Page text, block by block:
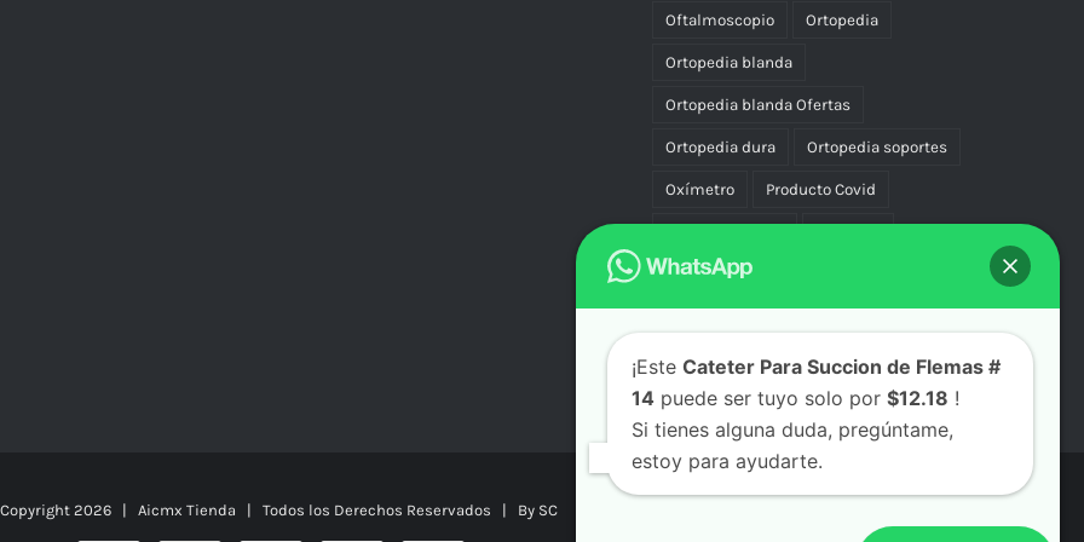
Oftalmoscopio Ortopedia
Ortopedia blanda
Ortopedia blanda Ofertas
Ortopedia dura Ortopedia soportes
Oxímetro Producto Covid
Soportes
Vibradores
2026 | Aicmx Tienda | Todos los Derechos Reservados | By SC
¡Este Cateter Para Succion de Flemas #
14 puede ser tuyo solo por $12.18 !
Si tienes alguna duda, pregúntame,
estoy para ayudarte.